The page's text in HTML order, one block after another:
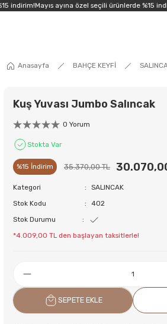
indirim!Mayıs ayına özel seçili ürünlerde %15
Anasayfa BAHÇE KEYFİ
Kuş Yuvası Jumbo Salıncak
0 Yorum
Stokta Var
%15 İndirim 35.370,00 TL
Kategori
SALINCAK
Stok Kodu
402
Stok Durumu
*4.009,00 TL den başlayan taksitlerle!
SEPETE EKLE